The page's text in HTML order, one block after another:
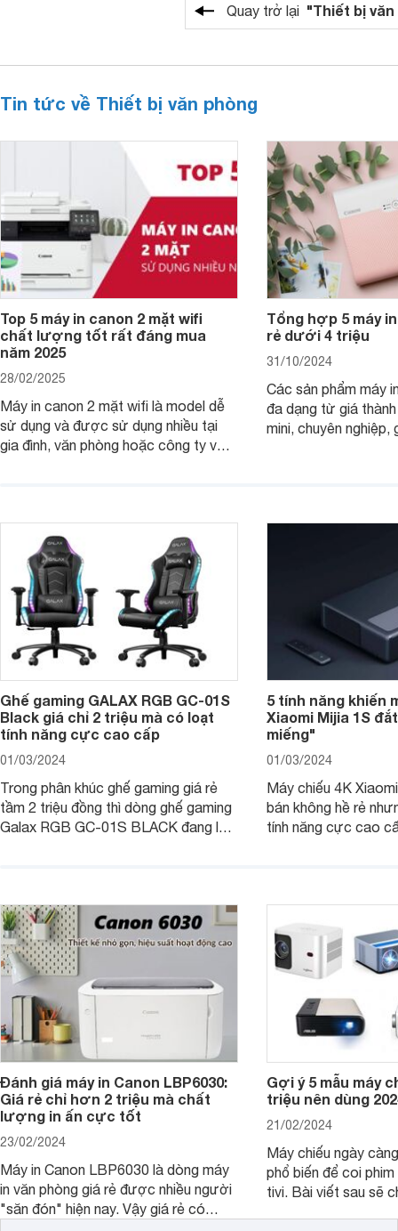
Quay trở lại "Thiết bị
Tin tức về Thiết bị văn phòng
Top 5 máy in canon 2 mặt wifi
chất lượng tốt rất đáng mua
năm 2025
28/02/2025
Máy in canon 2 mặt wifi là model dễ
sử dụng và được sử dụng nhiều tại
gia đình, văn phòng hoặc công ty vừa
Tổng hợp 5 máy
rẻ dưới 4 triệu
31/10/2024
Các sản phẩm máy
đa dạng từ giá
mini, chuyên nghiệp,
Ghế gaming GALAX RGB GC-01S
Black giá chỉ 2 triệu mà có loạt
tính năng cực cao cấp
01/03/2024
Trong phân khúc ghế gaming giá rẻ
tầm 2 triệu đồng thì dòng ghế gaming
Galax RGB GC-01S BLACK đang là
5 tính năng khiến
Xiaomi Mijia 1S
miếng"
01/03/2024
Máy chiếu 4K
bán không hề rẻ
tính năng cực cao
Đánh giá máy in Canon LBP6030:
Giá rẻ chỉ hơn 2 triệu mà chất
lượng in ấn cực tốt
23/02/2024
Máy in Canon LBP6030 là dòng máy
in văn phòng giá rẻ được nhiều người
"săn đón" hiện nay. Vậy giá rẻ có
Gợi ý 5 mẫu máy
triệu nên dùng
21/02/2024
Máy chiếu ngày
phổ biến để coi
tivi. Bài viết sau sẽ chia sẻ cho bạn 5